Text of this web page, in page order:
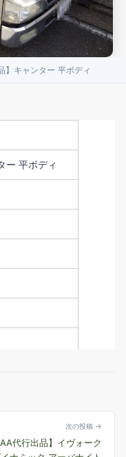
】キャンター 平ボディ
ー 平ボディ
次の投稿 →
AA代行出品】イヴォーク